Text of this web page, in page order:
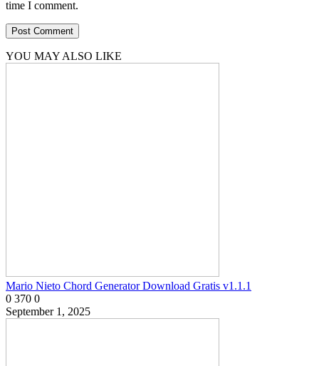
time I comment.
YOU MAY ALSO LIKE
Mario Nieto Chord Generator Download Gratis v1.1.1
0 370 0
September 1, 2025